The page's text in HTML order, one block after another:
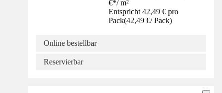
€*/ m²
Entspricht 42,49 € pro
Pack(42,49 €/ Pack)
Online bestellbar
Reservierbar